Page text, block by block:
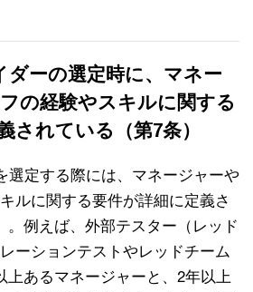
ーの選定時に、マネー
の経験やスキルに関する
されている（第7条）
選定する際には、マネージャーや
ルに関する要件が詳細に定義さ
。例えば、外部テスター（レッド
ーションテストやレッドチーム
上あるマネージャーと、2年以上